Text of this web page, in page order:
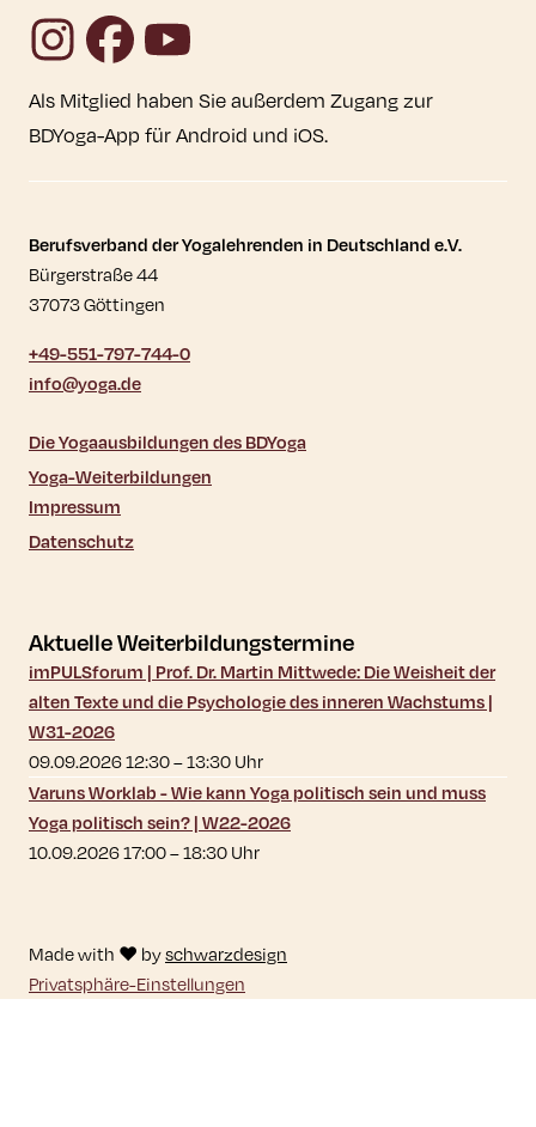
InstagramFacebookYouTube
Als Mitglied haben Sie außerdem Zugang zur
BDYoga-App für Android und iOS.
Kontaktdaten und weitere Links
Berufsverband der Yogalehrenden in Deutschland e.V.
Bürgerstraße 44
37073 Göttingen
+49-551-797-744-0
info@yoga.de
Die Yogaausbildungen des BDYoga
Yoga-Weiterbildungen
Impressum
Datenschutz
Aktuelle Weiterbildungstermine
imPULSforum | Prof. Dr. Martin Mittwede: Die Weisheit der
alten Texte und die Psychologie des inneren Wachstums |
W31-2026
09.09.2026 12:30–13:30Uhr
Varuns Worklab - Wie kann Yoga politisch sein und muss
Yoga politisch sein? | W22-2026
10.09.2026 17:00–18:30Uhr
Made with ♥ byschwarzdesign
Privatsphäre-Einstellungen